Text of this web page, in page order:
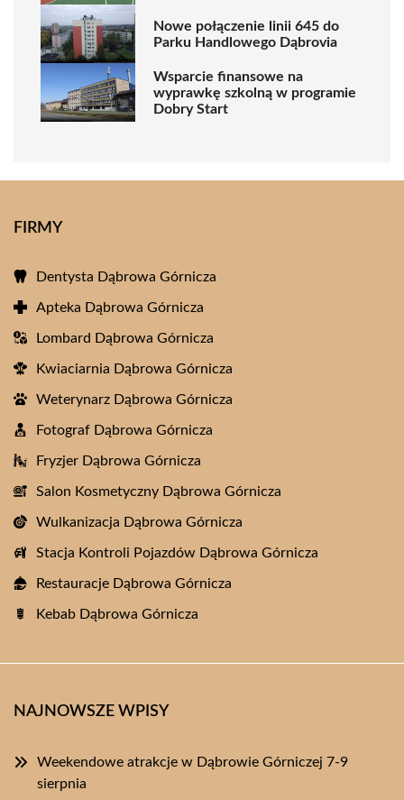
Nowe połączenie linii 645 do
Parku Handlowego Dąbrovia
Wsparcie finansowe na
wyprawkę szkolną w programie
Dobry Start
FIRMY
Dentysta Dąbrowa Górnicza
Apteka Dąbrowa Górnicza
Lombard Dąbrowa Górnicza
Kwiaciarnia Dąbrowa Górnicza
Weterynarz Dąbrowa Górnicza
Fotograf Dąbrowa Górnicza
Fryzjer Dąbrowa Górnicza
Salon Kosmetyczny Dąbrowa Górnicza
Wulkanizacja Dąbrowa Górnicza
Stacja Kontroli Pojazdów Dąbrowa Górnicza
Restauracje Dąbrowa Górnicza
Kebab Dąbrowa Górnicza
NAJNOWSZE WPISY
Weekendowe atrakcje w Dąbrowie Górniczej 7-9
sierpnia